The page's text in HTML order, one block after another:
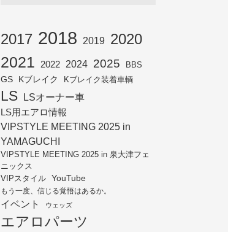
2017 2018 2019 2020
2021 2022 2024 2025
BBS
GS
Kブレイク Kブレイク装着車輌
LS LSオーナー車
LS用エアロ情報
VIPSTYLE MEETING 2025 in
YAMAGUCHI
VIPSTYLE MEETING 2025 in 泉大津フェ
ニックス
VIPスタイル YouTube
もう一度、信じる覚悟はあるか。
イベント ウェッズ
エアロパーツ